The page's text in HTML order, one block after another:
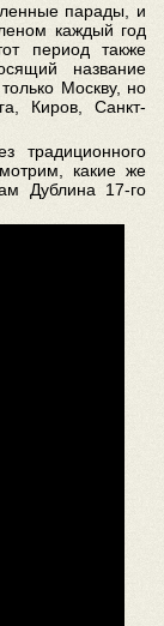
парады, и
каждый год
период также
название
Москву, но
Киров, Санкт-
традиционного
какие же
Дублина 17-го